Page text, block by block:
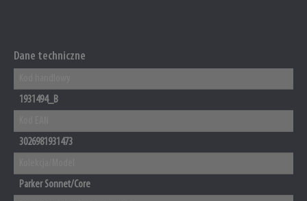
Dane techniczne
1931494_B
3026981931473
Parker Sonnet/Core